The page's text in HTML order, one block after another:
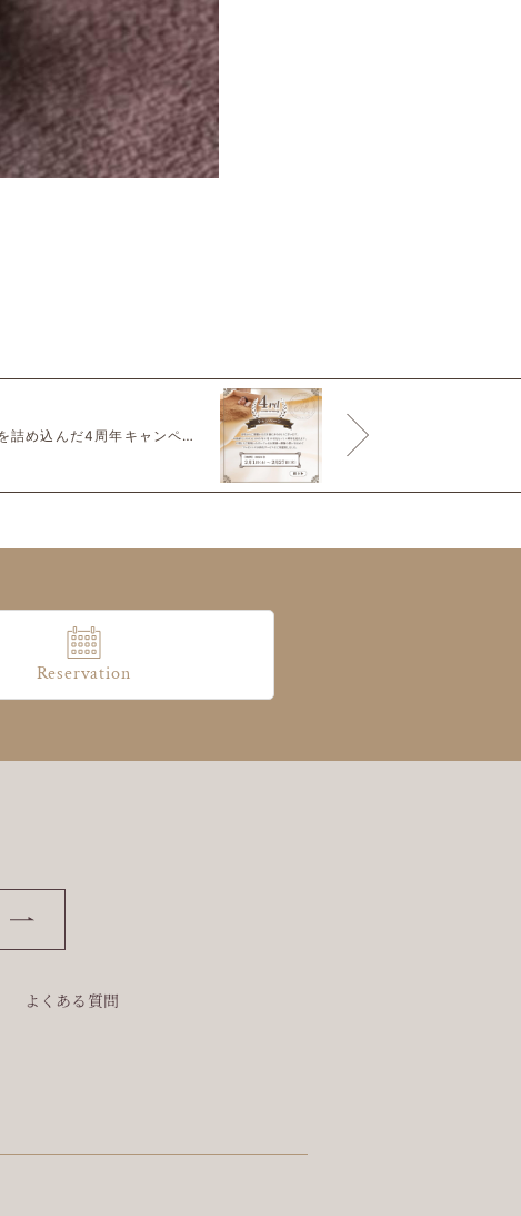
♨️ありったけの感謝を詰め込んだ4周年キャンペーンのご案内です🍀
Reservation
よくある質問